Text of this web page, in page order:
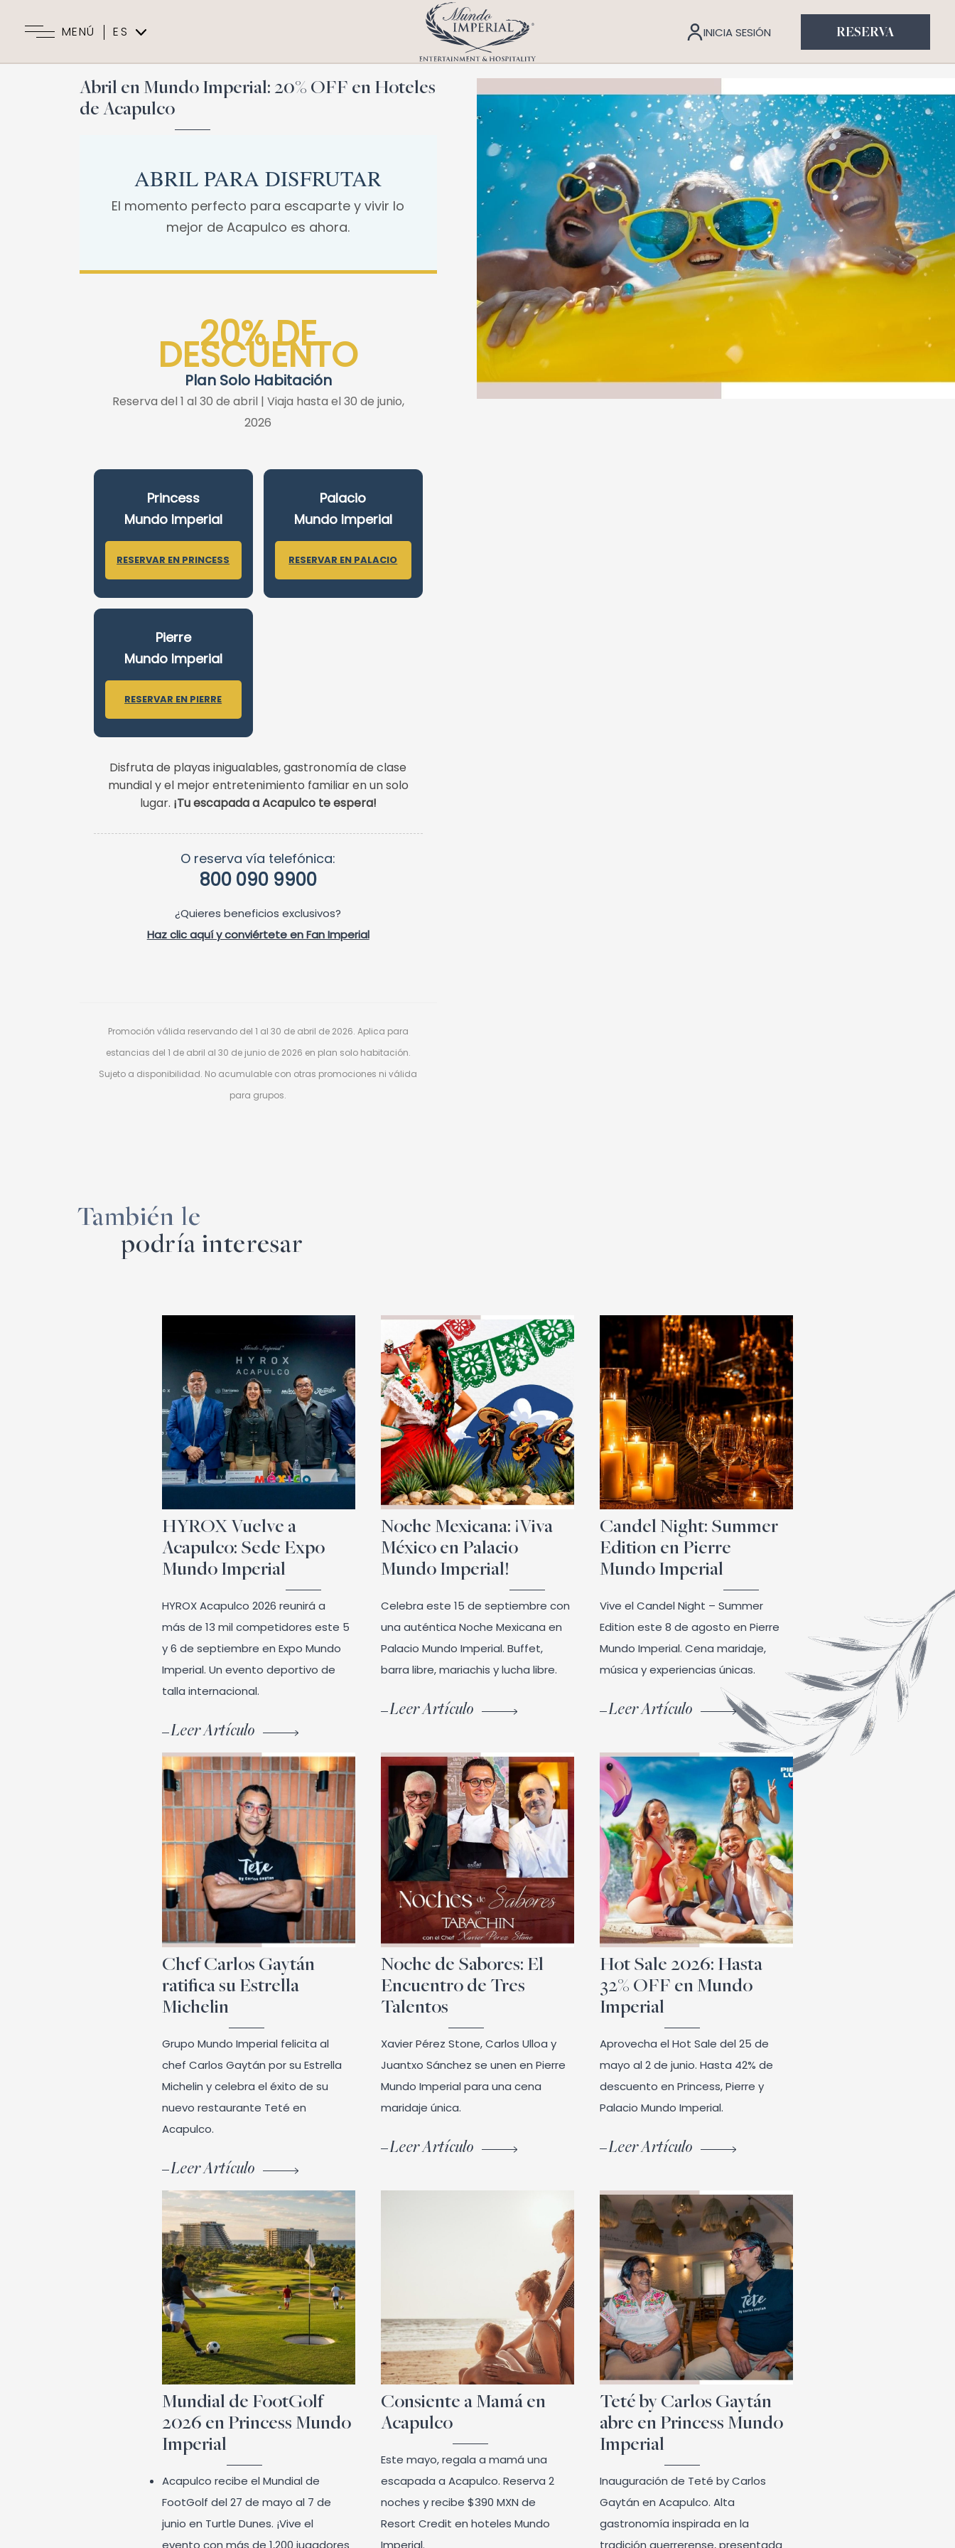
MENÚ
ES
RESERVA
INICIA SESIÓN
Abril en Mundo Imperial: 20% OFF en Hoteles
de Acapulco
ABRIL PARA DISFRUTAR
El momento perfecto para escaparte y vivir lo
mejor de Acapulco es ahora.
20% DE
DESCUENTO
Plan Solo Habitación
Reserva del 1 al 30 de abril | Viaja hasta el 30 de junio,
2026
Princess
Mundo Imperial
RESERVAR EN PRINCESS
Palacio
Mundo Imperial
RESERVAR EN PALACIO
Pierre
Mundo Imperial
RESERVAR EN PIERRE
Disfruta de playas inigualables, gastronomía de clase
mundial y el mejor entretenimiento familiar en un solo
lugar. ¡Tu escapada a Acapulco te espera!
O reserva vía telefónica:
800 090 9900
¿Quieres beneficios exclusivos?
Haz clic aquí y conviértete en Fan Imperial
Promoción válida reservando del 1 al 30 de abril de 2026. Aplica para
estancias del 1 de abril al 30 de junio de 2026 en plan solo habitación.
Sujeto a disponibilidad. No acumulable con otras promociones ni válida
para grupos.
También le
podría interesar
HYROX Vuelve a
Acapulco: Sede Expo
Mundo Imperial
HYROX Acapulco 2026 reunirá a
más de 13 mil competidores este 5
y 6 de septiembre en Expo Mundo
Imperial. Un evento deportivo de
talla internacional.
Leer Artículo
Noche Mexicana: ¡Viva
México en Palacio
Mundo Imperial!
Celebra este 15 de septiembre con
una auténtica Noche Mexicana en
Palacio Mundo Imperial. Buffet,
barra libre, mariachis y lucha libre.
Leer Artículo
Candel Night: Summer
Edition en Pierre
Mundo Imperial
Vive el Candel Night – Summer
Edition este 8 de agosto en Pierre
Mundo Imperial. Cena maridaje,
música y experiencias únicas.
Leer Artículo
Chef Carlos Gaytán
ratifica su Estrella
Michelin
Grupo Mundo Imperial felicita al
chef Carlos Gaytán por su Estrella
Michelin y celebra el éxito de su
nuevo restaurante Teté en
Acapulco.
Leer Artículo
Noche de Sabores: El
Encuentro de Tres
Talentos
Xavier Pérez Stone, Carlos Ulloa y
Juantxo Sánchez se unen en Pierre
Mundo Imperial para una cena
maridaje única.
Leer Artículo
Hot Sale 2026: Hasta
32% OFF en Mundo
Imperial
Aprovecha el Hot Sale del 25 de
mayo al 2 de junio. Hasta 42% de
descuento en Princess, Pierre y
Palacio Mundo Imperial.
Leer Artículo
Mundial de FootGolf
2026 en Princess Mundo
Imperial
Acapulco recibe el Mundial de
FootGolf del 27 de mayo al 7 de
junio en Turtle Dunes. ¡Vive el
Consiente a Mamá en
Acapulco
Este mayo, regala a mamá una
escapada a Acapulco. Reserva 2
noches y recibe $390 MXN de
Resort Credit en hoteles Mundo
Teté by Carlos Gaytán
abre en Princess Mundo
Imperial
Inauguración de Teté by Carlos
Gaytán en Acapulco. Alta
gastronomía inspirada en la